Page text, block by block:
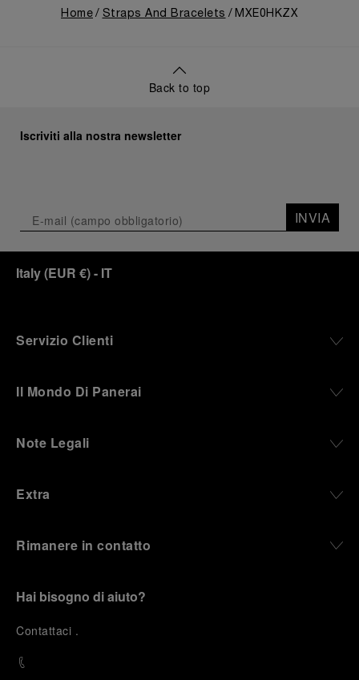
Home Straps And Bracelets MXE0HKZX
Back to top
Iscriviti alla nostra newsletter
INVIA
Italy(EUR €)- IT
Servizio Clienti
Il Mondo Di Panerai
Note Legali
Extra
Rimanere in contatto
Hai bisogno di aiuto?
Contattaci .